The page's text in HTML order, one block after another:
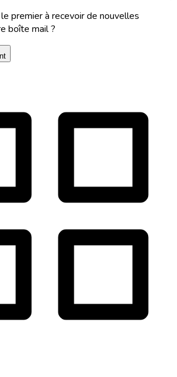
premier à recevoir de nouvelles
boîte mail ?